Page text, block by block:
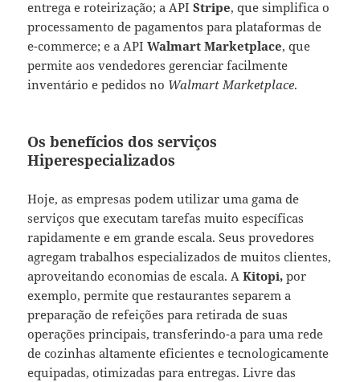
entrega e roteirização; a APIStripe, que simplifica o
processamento de pagamentos para plataformas de
e-commerce; e a APIWalmart Marketplace, que
permite aos vendedores gerenciar facilmente
inventário e pedidos no Walmart Marketplace.
Os benefícios dos serviços
Hiperespecializados
Hoje, as empresas podem utilizar uma gama de
serviços que executam tarefas muito específicas
rapidamente e em grande escala. Seus provedores
agregam trabalhos especializados de muitos clientes,
aproveitando economias de escala. AKitopi, por
exemplo, permite que restaurantes separem a
preparação de refeições para retirada de suas
operações principais, transferindo-a para uma rede
de cozinhas altamente eficientes e tecnologicamente
equipadas, otimizadas para entregas. Livre das